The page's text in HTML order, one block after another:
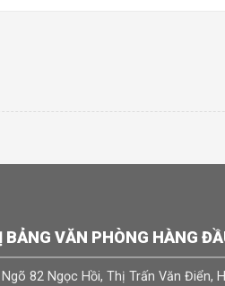
BẢNG VĂN PHÒNG HÀNG
82 Ngọc Hồi, Thị Trấn Văn Điển,